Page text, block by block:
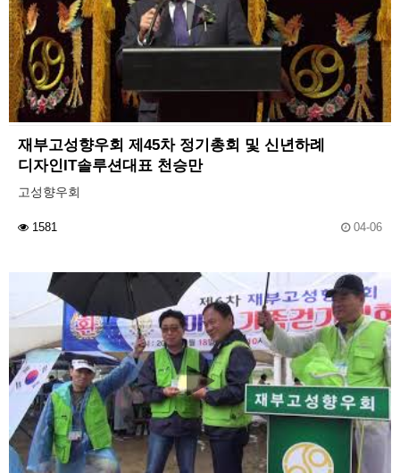
재부고성향우회 제45차 정기총회 및 신년하례
디자인IT솔루션대표 천승만
고성향우회
1581 04-06